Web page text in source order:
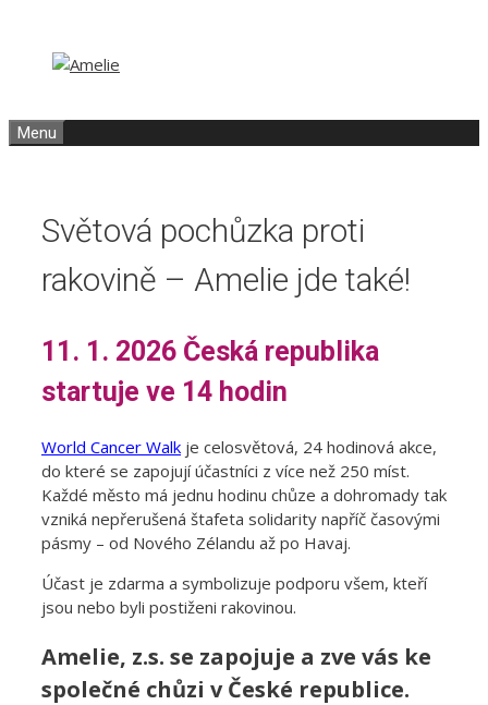
obsah
obsah
Menu
Světová pochůzka proti
rakovině – Amelie jde také!
11. 1. 2026 Česká republika
startuje ve 14 hodin
World Cancer Walk je celosvětová, 24 hodinová akce,
do které se zapojují účastníci z více než 250 míst.
Každé město má jednu hodinu chůze a dohromady tak
vzniká nepřerušená štafeta solidarity napříč časovými
pásmy – od Nového Zélandu až po Havaj.
Účast je zdarma a symbolizuje podporu všem, kteří
jsou nebo byli postiženi rakovinou.
Amelie, z.s. se zapojuje a zve vás ke
společné chůzi v České republice.